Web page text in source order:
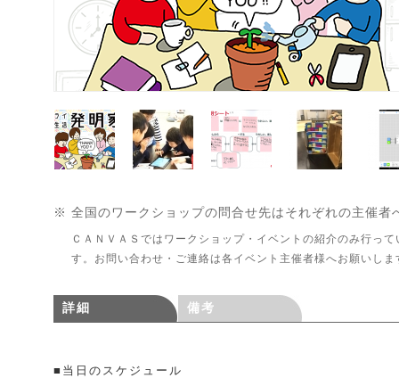
※ 全国のワークショップの問合せ先はそれぞれの主催者
ＣＡＮＶＡＳではワークショップ・イベントの紹介のみ行って
す。お問い合わせ・ご連絡は各イベント主催者様へお願いしま
詳細 備考
■当日のスケジュール